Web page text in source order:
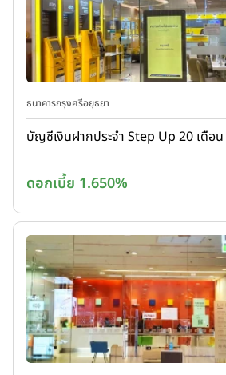
ธนาคารกรุงศรีอยุธยา
บัญชีเงินฝากประจำ Step Up 20 เดือน
ดอกเบี้ย 1.650%